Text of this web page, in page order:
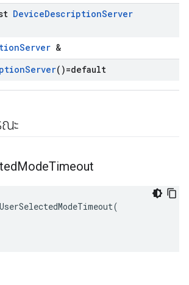
DeviceDescriptionServer
&
Server()=default
ะ
ModeTimeout